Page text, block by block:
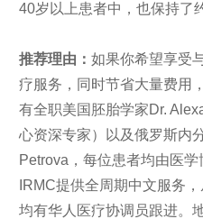
40岁以上患者中，也保持了
推荐理由： 如果你希望享受
疗服务，同时节省大量费用
有全职美国胚胎学家Dr.
心资深专家）以及俄罗斯内
Petrova，每位患者均由医学
IRMC提供全周期中文服务
均有华人医疗协调员跟进。